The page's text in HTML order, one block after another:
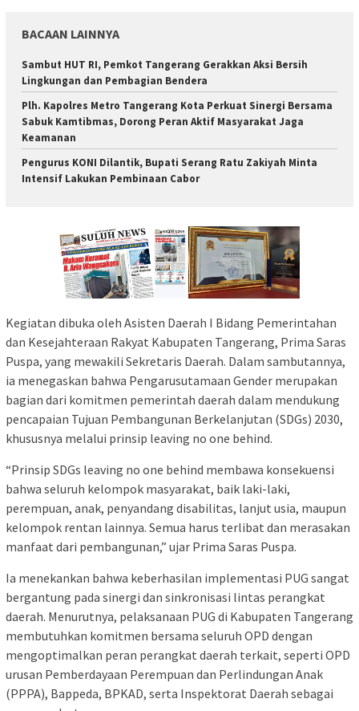
BACAAN LAINNYA
Sambut HUT RI, Pemkot Tangerang Gerakkan Aksi Bersih
Lingkungan dan Pembagian Bendera
Plh. Kapolres Metro Tangerang Kota Perkuat Sinergi Bersama
Sabuk Kamtibmas, Dorong Peran Aktif Masyarakat Jaga
Keamanan
Pengurus KONI Dilantik, Bupati Serang Ratu Zakiyah Minta
Intensif Lakukan Pembinaan Cabor
Kegiatan dibuka oleh Asisten Daerah I Bidang Pemerintahan
dan Kesejahteraan Rakyat Kabupaten Tangerang, Prima Saras
Puspa, yang mewakili Sekretaris Daerah. Dalam sambutannya,
ia menegaskan bahwa Pengarusutamaan Gender merupakan
bagian dari komitmen pemerintah daerah dalam mendukung
pencapaian Tujuan Pembangunan Berkelanjutan (SDGs) 2030,
khususnya melalui prinsip leaving no one behind.
“Prinsip SDGs leaving no one behind membawa konsekuensi
bahwa seluruh kelompok masyarakat, baik laki-laki,
perempuan, anak, penyandang disabilitas, lanjut usia, maupun
kelompok rentan lainnya. Semua harus terlibat dan merasakan
manfaat dari pembangunan,” ujar Prima Saras Puspa.
Ia menekankan bahwa keberhasilan implementasi PUG sangat
bergantung pada sinergi dan sinkronisasi lintas perangkat
daerah. Menurutnya, pelaksanaan PUG di Kabupaten Tangerang
membutuhkan komitmen bersama seluruh OPD dengan
mengoptimalkan peran perangkat daerah terkait, seperti OPD
urusan Pemberdayaan Perempuan dan Perlindungan Anak
(PPPA), Bappeda, BPKAD, serta Inspektorat Daerah sebagai